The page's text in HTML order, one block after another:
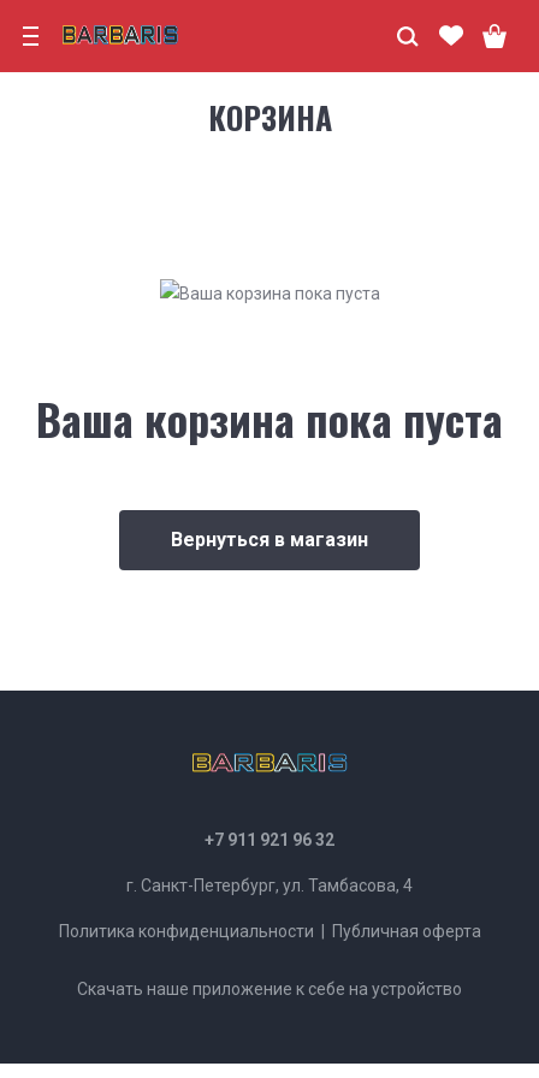
КОРЗИНА
Ваша корзина пока пуста
Вернуться в магазин
+7 911 921 96 32
г. Санкт-Петербург, ул. Тамбасова, 4
Политика конфиденциальности Публичная оферта
Скачать наше приложение к себе на устройство